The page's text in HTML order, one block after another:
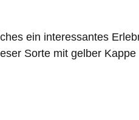
ein interessantes
Sorte mit gelber